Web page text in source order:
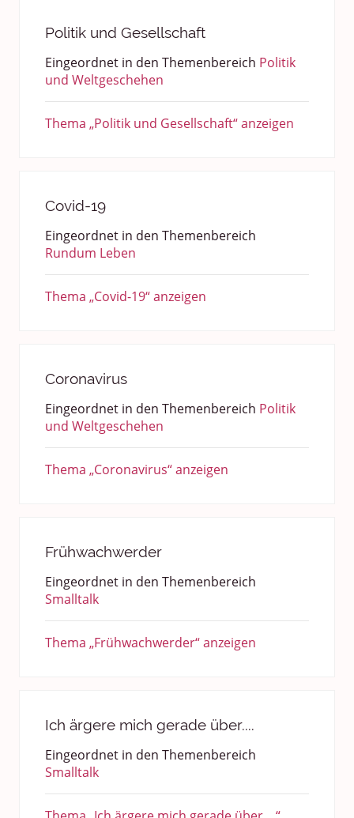
Politik und Gesellschaft
Eingeordnet in den Themenbereich Politik
und Weltgeschehen
Thema „Politik und Gesellschaft“ anzeigen
Covid-19
Eingeordnet in den Themenbereich
Rundum Leben
Thema „Covid-19“ anzeigen
Coronavirus
Eingeordnet in den Themenbereich Politik
und Weltgeschehen
Thema „Coronavirus“ anzeigen
Frühwachwerder
Eingeordnet in den Themenbereich
Smalltalk
Thema „Frühwachwerder“ anzeigen
Ich ärgere mich gerade über....
Eingeordnet in den Themenbereich
Smalltalk